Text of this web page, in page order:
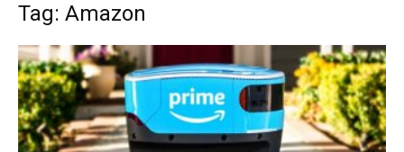
Tag: Amazon